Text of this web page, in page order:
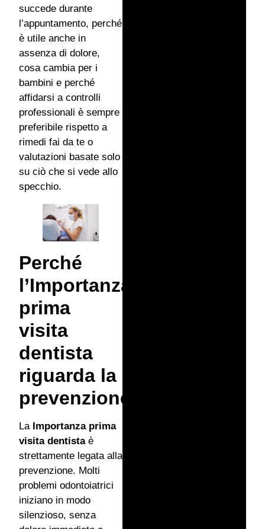
succede durante
l’appuntamento, perché
è utile anche in
assenza di dolore,
cosa cambia per i
bambini e perché
affidarsi a controlli
professionali è sempre
preferibile rispetto a
rimedi fai da te o
valutazioni basate solo
su ciò che si vede allo
specchio.
Perché
l’Importanza
prima
visita
dentista
riguarda la
prevenzione
La Importanza prima
visita dentistaè
strettamente legata alla
prevenzione. Molti
problemi odontoiatrici
iniziano in modo
silenzioso, senza